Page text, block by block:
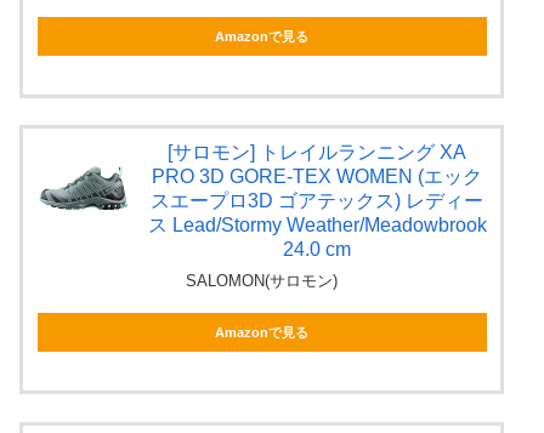
Amazonで見る
[サロモン] トレイルランニング XA
PRO 3D GORE-TEX WOMEN (エック
スエープロ3D ゴアテックス) レディー
ス Lead/Stormy Weather/Meadowbrook
24.0 cm
SALOMON(サロモン)
Amazonで見る